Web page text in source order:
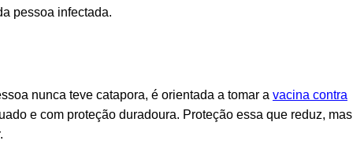
pessoa infectada.
nunca teve catapora, é orientada a tomar a vacina contra
e com proteção duradoura. Proteção essa que reduz, mas